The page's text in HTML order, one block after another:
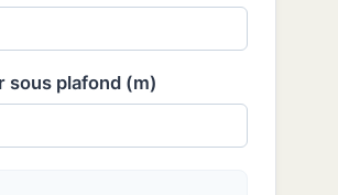
sous plafond (m)